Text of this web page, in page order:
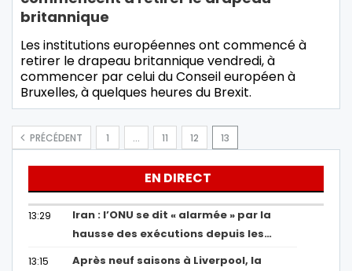
britannique
Les institutions européennes ont commencé à
retirer le drapeau britannique vendredi, à
commencer par celui du Conseil européen à
Bruxelles, à quelques heures du Brexit.
PRÉCÉDENT 1 … 11 12 13
EN DIRECT
13:29
Iran : l’ONU se dit « alarmée » par la
hausse des exécutions depuis les…
13:15
Après neuf saisons à Liverpool, la